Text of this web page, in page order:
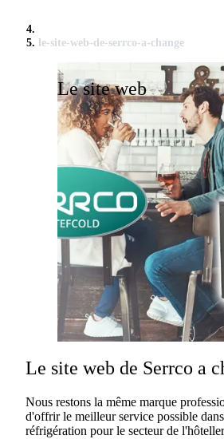
le-site-web-de-serrco-a-change
Le site web
Le site web de Serrco a
Nous restons la même marque
d'offrir le meilleur service possible
réfrigération pour le secteur de